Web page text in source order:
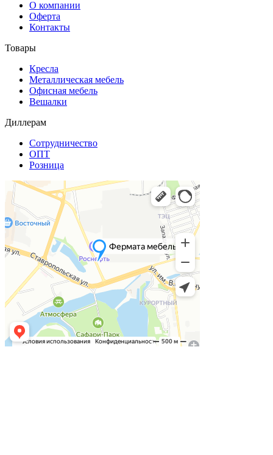
О компании
Оферта
Контакты
Товары
Кресла
Металлическая мебель
Офисная мебель
Вешалки
Диллерам
Сотрудничество
ОПТ
Розница